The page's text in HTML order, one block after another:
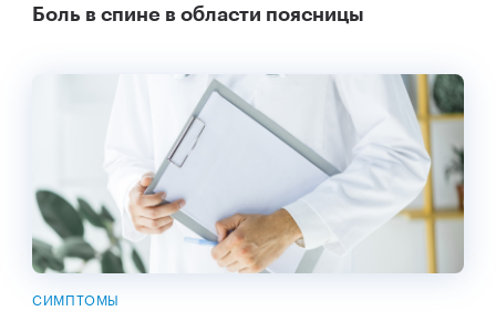
Боль в спине в области поясницы
СИМПТОМЫ